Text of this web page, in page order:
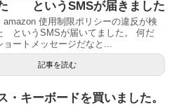
というSMSが届きました
amazon 使用制限ポリシーの違反が検
というSMSが届いてました。 何だ
ョートメッセージだなと...
記事を読む
・キーボードを買いました。